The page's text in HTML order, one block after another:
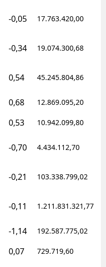
-0,05 17.763.420,00
-0,34 19.074.300,68
0,54 45.245.804,86
0,68 12.869.095,20
0,53 10.942.099,80
-0,70 4.434.112,70
-0,21 103.338.799,02
-0,11 1.211.831.321,77
-1,14 192.587.775,02
0,07 729.719,60